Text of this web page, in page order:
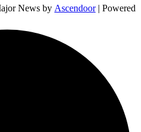
News by Ascendoor| Powered